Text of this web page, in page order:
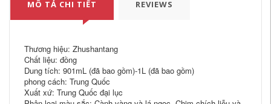
MÔ TẢ CHI TIẾT REVIEWS
Thương hiệu: Zhushantang
Chất liệu: đồng
Dung tích: 901mL (đã bao gồm)-1L (đã bao gồm)
phong cách: Trung Quốc
Xuất xứ: Trung Quốc đại lục